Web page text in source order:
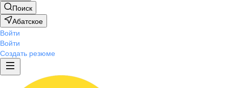
Поиск
Абатское
Войти
Войти
Создать резюме